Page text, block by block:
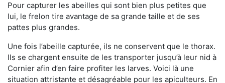
Pour capturer les abeilles qui sont bien plus petites que
lui, le frelon tire avantage de sa grande taille et de ses
pattes plus grandes.
Une fois l’abeille capturée, ils ne conservent que le thorax.
Ils se chargent ensuite de les transporter jusqu’à leur nid à
Cornier afin d’en faire profiter les larves. Voici là une
situation attristante et désagréable pour les apiculteurs. En